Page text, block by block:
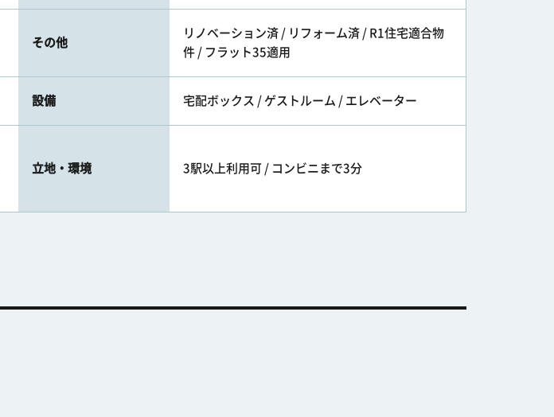
その他
リノベーション済 / リフォーム済 / R1住宅適合物
件 / フラット35適用
設備 宅配ボックス / ゲストルーム / エレベーター
立地・環境 3駅以上利用可 / コンビニまで3分